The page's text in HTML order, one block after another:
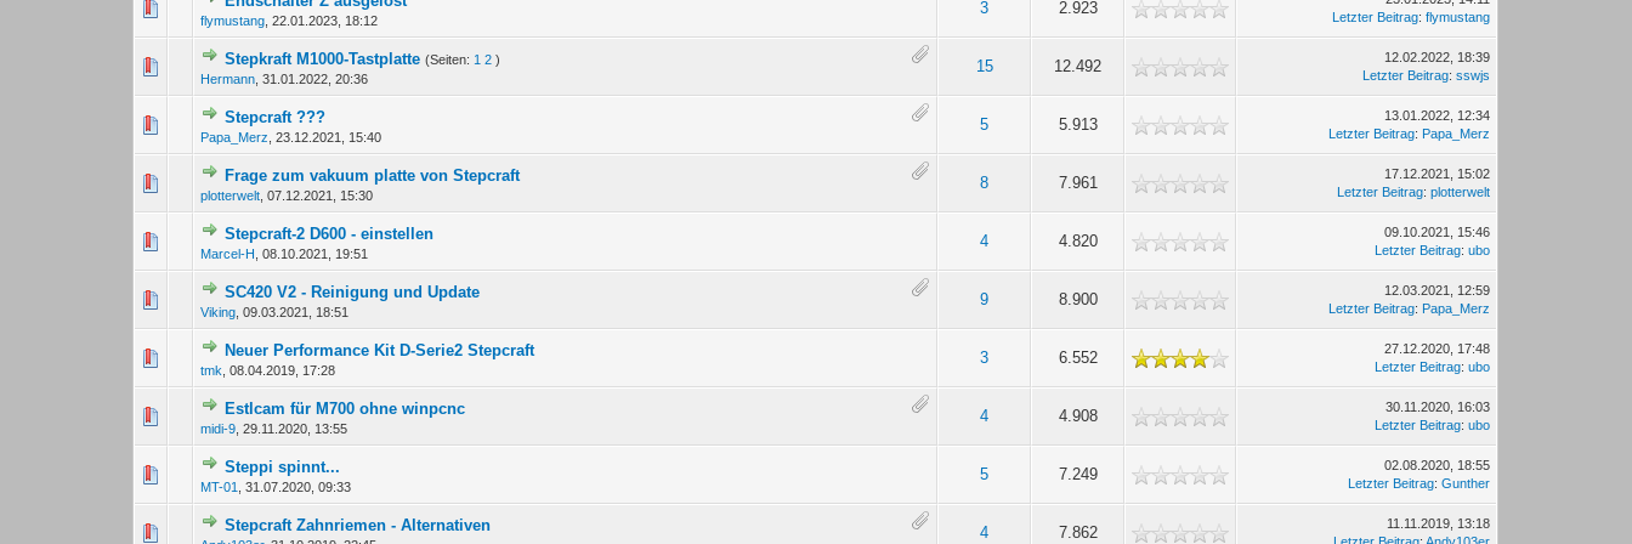
flymustang ,22.01.2023, 18:12
3 2.923
0 Bewertung(en) - 0 von 5 durchschnittlich
Letzter Beitrag:flymustang
Stepkraft M1000-Tastplatte (Seiten: 1 2 )
Hermann ,31.01.2022, 20:36
15 12.492
0 Bewertung(en) - 0 von 5 durchschnittlich
12.02.2022, 18:39
Letzter Beitrag:sswjs
Stepcraft ???
Papa_Merz ,23.12.2021, 15:40
5 5.913
13.01.2022, 12:34
Letzter Beitrag: Papa_Merz
Frage zum vakuum platte von Stepcraft
plotterwelt ,07.12.2021, 15:30
8 7.961
0 Bewertung(en) - 0 von 5 durchschnittlich
17.12.2021, 15:02
Letzter Beitrag:plotterwelt
Stepcraft-2 D600 - einstellen
Marcel-H ,08.10.2021, 19:51
4 4.820
0 Bewertung(en) - 0 von 5 durchschnittlich
09.10.2021, 15:46
Letzter Beitrag:ubo
SC420 V2 - Reinigung und Update
Viking ,09.03.2021, 18:51
9 8.900
0 Bewertung(en) - 0 von 5 durchschnittlich
12.03.2021, 12:59
Letzter Beitrag: Papa_Merz
Neuer Performance Kit D-Serie2 Stepcraft
tmk ,08.04.2019, 17:28
3 6.552
13 Bewertung(en) - 4 von 5 durchschnittlich
1
27.12.2020, 17:48
Letzter Beitrag:ubo
Estlcam für M700 ohne winpcnc
midi-9 ,29.11.2020, 13:55
4 4.908
0 Bewertung(en) - 0 von 5 durchschnittlich
30.11.2020, 16:03
Letzter Beitrag:ubo
Steppi spinnt...
MT-01 ,31.07.2020, 09:33
5 7.249
02.08.2020, 18:55
Letzter Beitrag:Gunther
Stepcraft Zahnriemen - Alternativen 4 7.862
0 Bewertung(en) - 0 von 5 durchschnittlich
11.11.2019, 13:18